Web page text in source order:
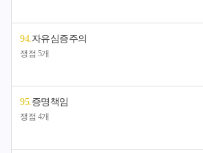
94.자유심증주의
쟁점 5개
95.증명책임
쟁점 4개